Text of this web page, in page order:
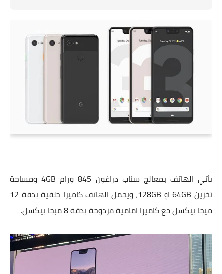
يأتي الهاتف بمعالج سناب دراغون 845 ورام 4GB ومساحة
تخزين 64GB او 128GB، ويحمل الهاتف كاميرا خلفية بدقة 12
ميجا بيكسل مع كاميرا امامية مزدوجة بدقة 8 ميجا بيكسل.